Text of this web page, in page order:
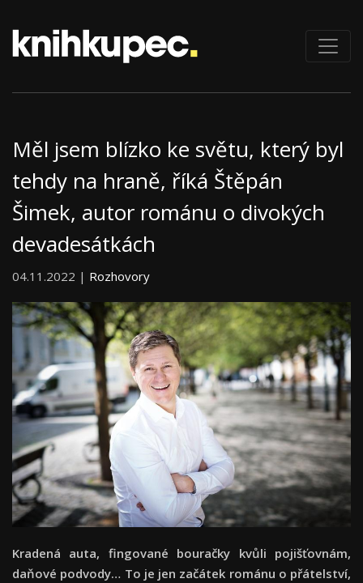
Měl jsem blízko ke světu, který byl
tehdy na hraně, říká Štěpán
Šimek, autor románu o divokých
devadesátkách
04.11.2022 | Rozhovory
Kradená auta, fingované bouračky kvůli pojišťovnám,
daňové podvody… To je jen začátek románu o přátelství,